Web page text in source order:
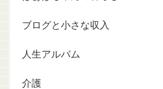
ブログと小さな収入
人生アルバム
介護